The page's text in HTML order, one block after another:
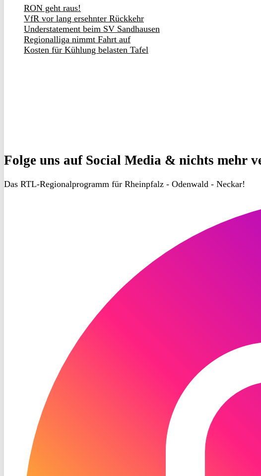
RON geht raus!
VfR vor lang ersehnter Rückkehr
Understatement beim SV Sandhausen
Regionalliga nimmt Fahrt auf
Kosten für Kühlung belasten Tafel
Folge uns auf Social Media & nichts mehr
Das RTL-Regionalprogramm für Rheinpfalz - Odenwald - Neckar!